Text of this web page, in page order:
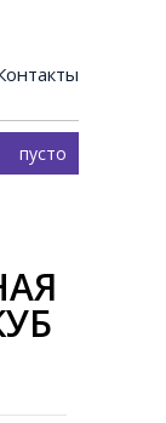
пусто